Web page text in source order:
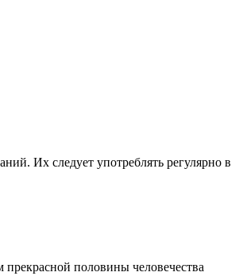
Их следует употреблять регулярно в
половины человечества